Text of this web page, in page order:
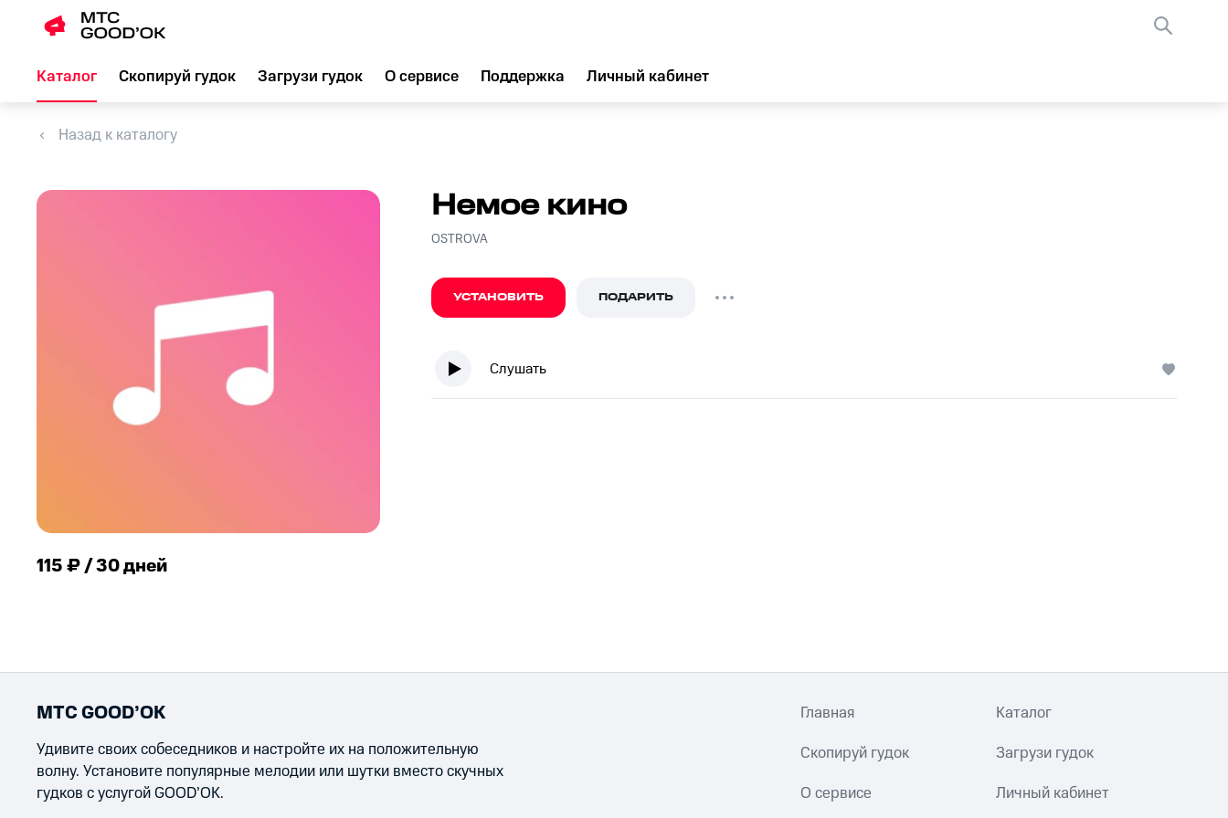
Каталог Скопируй гудок Загрузи гудок О сервисе Поддержка Личный кабинет
Назад к каталогу
115 ₽ / 30 дней
Немое кино
OSTROVA
УСТАНОВИТЬ ПОДАРИТЬ
Слушать
МТС GOOD’OK
Удивите своих собеседников и настройте их на положительную
волну. Установите популярные мелодии или шутки вместо скучных
гудков с услугой GOOD’OK.
Главная Каталог
Скопируй гудок Загрузи гудок
О сервисе Личный кабинет